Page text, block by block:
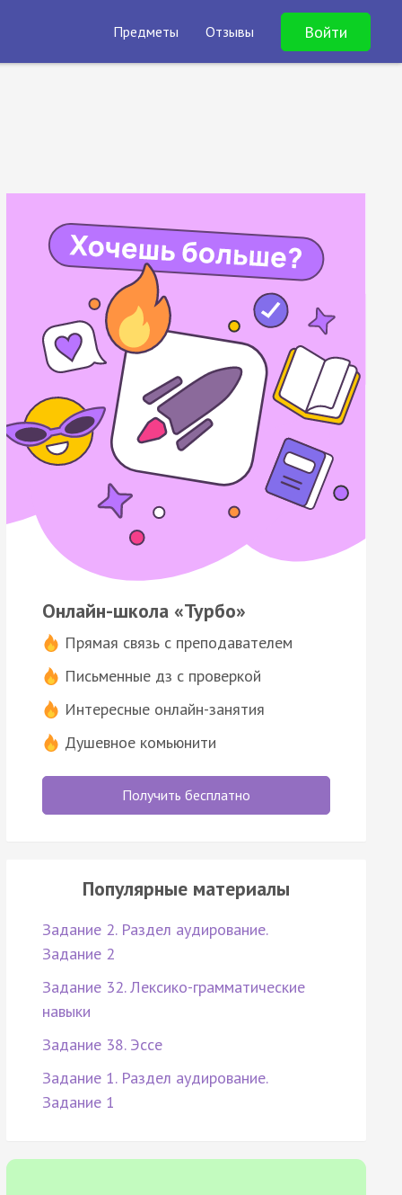
Предметы Отзывы Войти
Онлайн-школа «Турбо»
Прямая связь с преподавателем
Письменные дз с проверкой
Интересные онлайн-занятия
Душевное комьюнити
Получить бесплатно
Популярные материалы
Задание 2. Раздел аудирование.
Задание 2
Задание 32. Лексико-грамматические
навыки
Задание 38. Эссе
Задание 1. Раздел аудирование.
Задание 1